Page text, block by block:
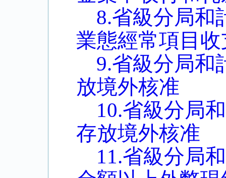
8.省級分局和
業態經常項目
9.省級分局和
放境外核准
10.省級分局
存放境外核准
11.省級分局